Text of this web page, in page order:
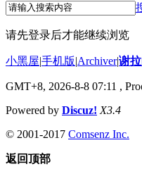
请先登录后才能继续浏览
小黑屋|手机版|Archiver|谢
GMT+8, 2026-8-8 07:11 ,
Powered by Discuz! X3.4
© 2001-2017 Comsenz Inc.
返回顶部